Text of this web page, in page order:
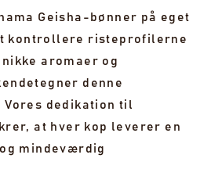
Geisha-bønner på eget
kontrollere risteprofilerne
aromaer og
denne
Vores dedikation til
at hver kop leverer en
mindeværdig